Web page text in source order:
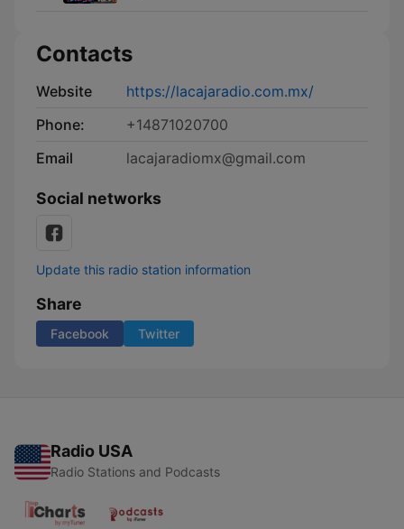
Contacts
Website
https://lacajaradio.com.mx/
Phone:
+14871020700
Email
lacajaradiomx@gmail.com
Social networks
Update this radio station information
Share
Facebook Twitter
Radio USA
Radio Stations and Podcasts